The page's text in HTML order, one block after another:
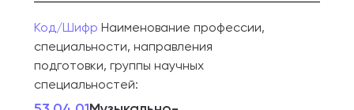
Код/Шифр Наименование профессии,
специальности, направления
подготовки, группы научных
специальностей: